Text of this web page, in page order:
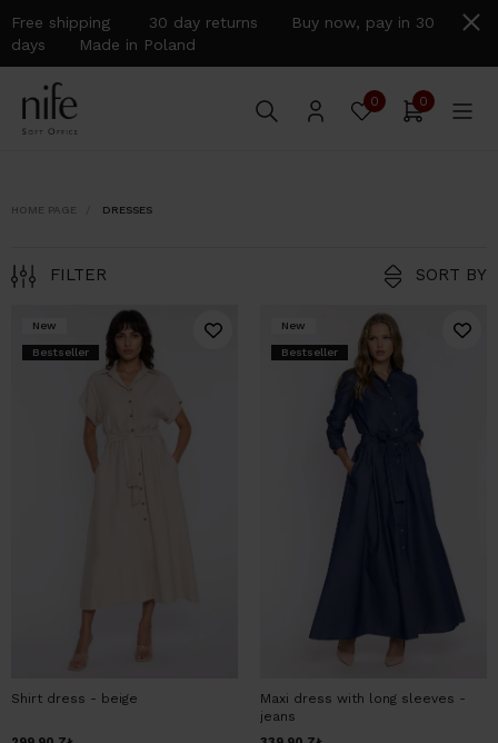
Free shipping 30 day returns Buy now, pay in 30
days Made in Poland
0 0
HOME PAGE DRESSES
FILTER SORT BY
New
Bestseller
Shirt dress - beige
New
Bestseller
Maxi dress with long sleeves -
jeans